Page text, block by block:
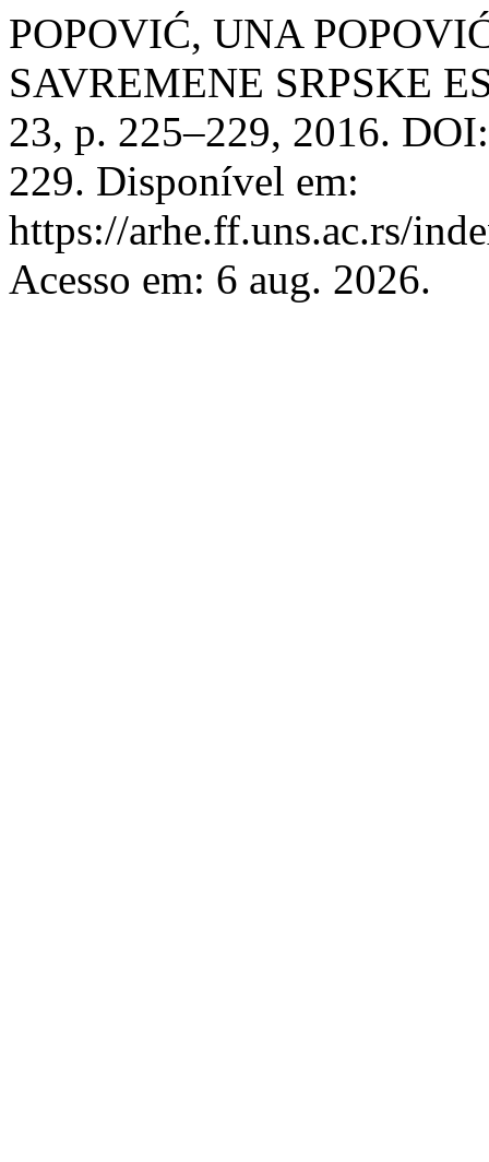
POPOVIĆ, UNA
SAVREMENE SRPSKE
23, p. 225–229, 2016.
229. Disponível em:
https://arhe.ff.uns.ac.rs/
Acesso em: 6 aug. 2026.